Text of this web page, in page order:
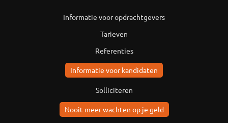
Informatie voor opdrachtgevers
Tarieven
Referenties
Informatie voor kandidaten
Solliciteren
Nooit meer wachten op je geld